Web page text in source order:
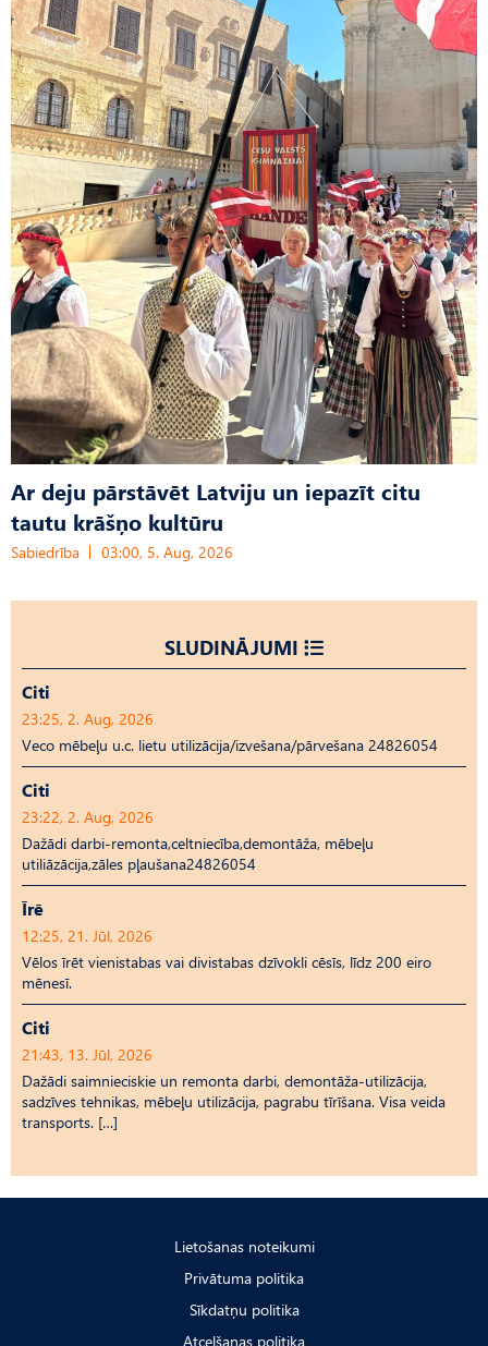
Ar deju pārstāvēt Latviju un iepazīt citu
tautu krāšņo kultūru
Sabiedrība 03:00, 5. Aug, 2026
SLUDINĀJUMI
Citi
23:25, 2. Aug, 2026
Veco mēbeļu u.c. lietu utilizācija/izvešana/pārvešana 24826054
Citi
23:22, 2. Aug, 2026
Dažādi darbi-remonta,celtniecība,demontāža, mēbeļu
utiliāzācija,zāles pļaušana24826054
Īrē
12:25, 21. Jūl, 2026
Vēlos īrēt vienistabas vai divistabas dzīvokli cēsīs, līdz 200 eiro
mēnesī.
Citi
21:43, 13. Jūl, 2026
Dažādi saimnieciskie un remonta darbi, demontāža-utilizācija,
sadzīves tehnikas, mēbeļu utilizācija, pagrabu tīrīšana. Visa veida
transports. […]
Lietošanas noteikumi
Privātuma politika
Sīkdatņu politika
Atcelšanas politika